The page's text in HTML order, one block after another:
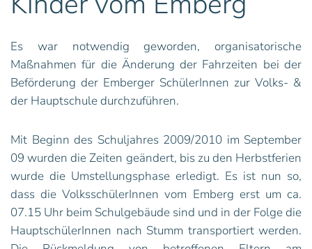
Es war notwendig geworden, organisatorische
Maßnahmen für die Änderung der Fahrzeiten bei der
Beförderung der Emberger SchülerInnen zur Volks- &
der Hauptschule durchzuführen.
Mit Beginn des Schuljahres 2009/2010 im September
09 wurden die Zeiten geändert, bis zu den Herbstferien
wurde die Umstellungsphase erledigt. Es ist nun so,
dass die VolksschülerInnen vom Emberg erst um ca.
07.15 Uhr beim Schulgebäude sind und in der Folge die
HauptschülerInnen nach Stumm transportiert werden.